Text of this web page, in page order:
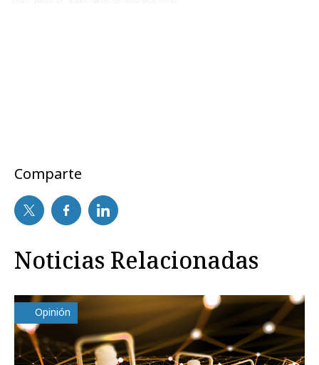
Comparte
Noticias Relacionadas
Opinión